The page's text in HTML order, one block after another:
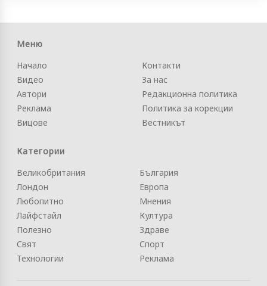
Меню
Начало
Видео
Автори
Реклама
Вицове
Контакти
За нас
Редакционна политика
Политика за корекции
Вестникът
Категории
Великобритания
Лондон
Любопитно
Лайфстайл
Полезно
Свят
Технологии
България
Европа
Мнения
Култура
Здраве
Спорт
Реклама